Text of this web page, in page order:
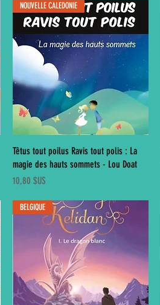
Aperçu rapide
NOUVELLE CALEDONIE
Têtus tout poilus Ravis tout polis : La
magie des hauts sommets - Lou Doat
Prix
10,80 $US
BELGIQUE